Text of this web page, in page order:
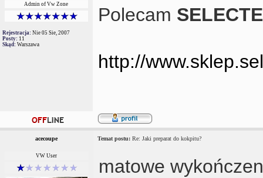
Admin of Vw Zone
Rejestracja: Nie 05 Sie, 2007
Posty: 11
Skąd: Warszawa
Polecam
http://
acecoupe Temat postu: Re: Jaki preparat do kokpitu?
VW User
matowe